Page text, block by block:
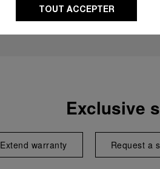
Exclusive
Extend warranty Request a
TOUT ACCEPTER